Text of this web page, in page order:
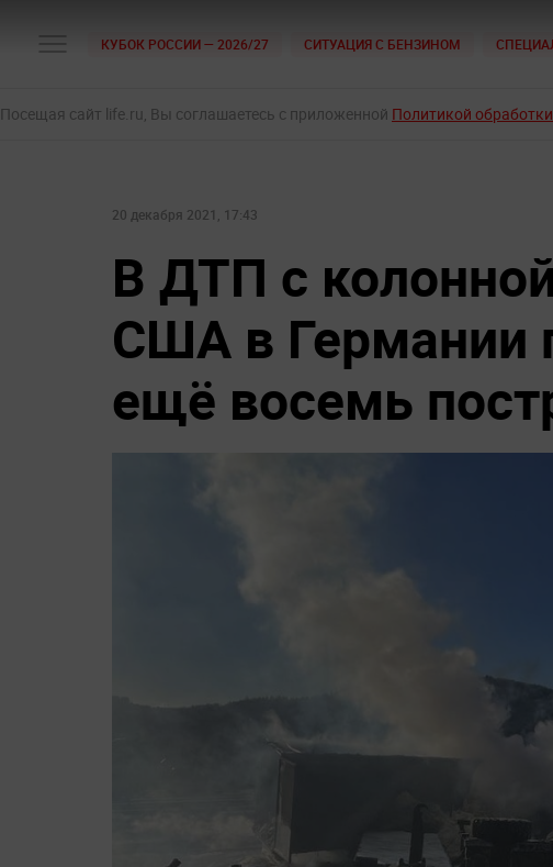
КУБОК РОССИИ — 2026/27 СИТУАЦИЯ С БЕНЗИНОМ
Посещая сайт life.ru, Вы соглашаетесь с приложенной Политикой
20 декабря 2021, 17:43
В ДТП с
США в Германии
ещё восемь